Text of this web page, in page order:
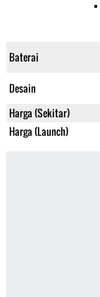
Baterai
Desain
Harga (Sekitar)
Harga (Launch)